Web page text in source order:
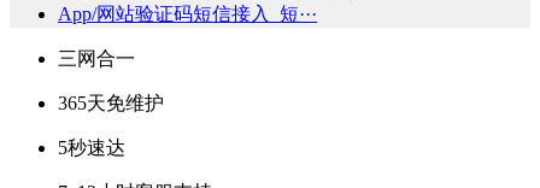
App/网站验证码短信接入_短···
三网合一
365天免维护
5秒速达